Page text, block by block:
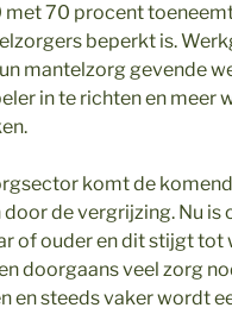
70 procent
beperkt is.
mantelzorg gevende
in te richten en meer
komt de
door de vergrijzing. Nu
of ouder en dit stijgt tot
doorgaans veel zorg
en steeds vaker wordt